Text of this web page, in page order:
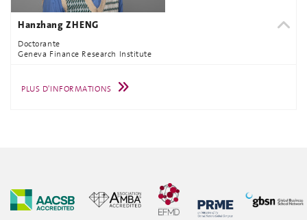
Hanzhang ZHENG
Doctorante
Geneva Finance Research Institute
PLUS D'INFORMATIONS